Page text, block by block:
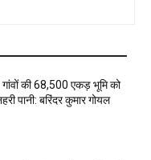
की 68,500 एकड़ भूमि को
पानी: बरिंदर कुमार गोयल